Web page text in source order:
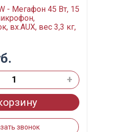
- Мегафон 45 Вт, 15
вх.AUX, вес 3,3 кг,
+
звонок